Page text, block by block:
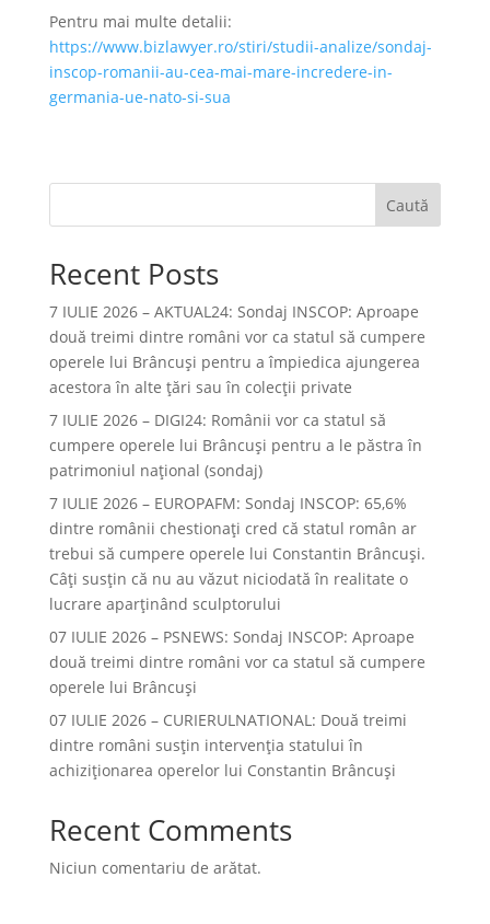
Pentru mai multe detalii:
https://www.bizlawyer.ro/stiri/studii-analize/sondaj-
inscop-romanii-au-cea-mai-mare-incredere-in-
germania-ue-nato-si-sua
Caută
Recent Posts
7 IULIE 2026 – AKTUAL24: Sondaj INSCOP: Aproape
două treimi dintre români vor ca statul să cumpere
operele lui Brâncuşi pentru a împiedica ajungerea
acestora în alte ţări sau în colecţii private
7 IULIE 2026 – DIGI24: Românii vor ca statul să
cumpere operele lui Brâncuși pentru a le păstra în
patrimoniul național (sondaj)
7 IULIE 2026 – EUROPAFM: Sondaj INSCOP: 65,6%
dintre românii chestionați cred că statul român ar
trebui să cumpere operele lui Constantin Brâncuși.
Câți susțin că nu au văzut niciodată în realitate o
lucrare aparținând sculptorului
07 IULIE 2026 – PSNEWS: Sondaj INSCOP: Aproape
două treimi dintre români vor ca statul să cumpere
operele lui Brâncuși
07 IULIE 2026 – CURIERULNATIONAL: Două treimi
dintre români susțin intervenția statului în
achiziționarea operelor lui Constantin Brâncuși
Recent Comments
Niciun comentariu de arătat.